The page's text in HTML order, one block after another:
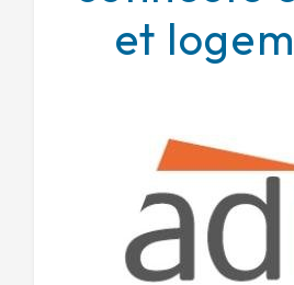
et